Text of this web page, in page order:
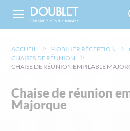
ACCUEIL MOBILIER RÉCEPTION
CHAISES DE RÉUNION
CHAISE DE RÉUNION EMPILABLE
Chaise de réunion
Majorque